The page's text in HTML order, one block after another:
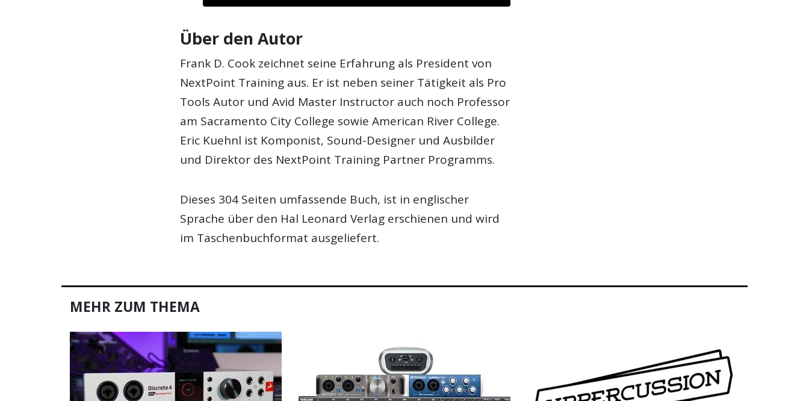
Über den Autor
Frank D. Cook zeichnet seine Erfahrung als President von
NextPoint Training aus. Er ist neben seiner Tätigkeit als Pro
Tools Autor und Avid Master Instructor auch noch Professor
am Sacramento City College sowie American River College.
Eric Kuehnl ist Komponist, Sound-Designer und Ausbilder
und Direktor des NextPoint Training Partner Programms.
Dieses 304 Seiten umfassende Buch, ist in englischer
Sprache über den Hal Leonard Verlag erschienen und wird
im Taschenbuchformat ausgeliefert.
MEHR ZUM THEMA